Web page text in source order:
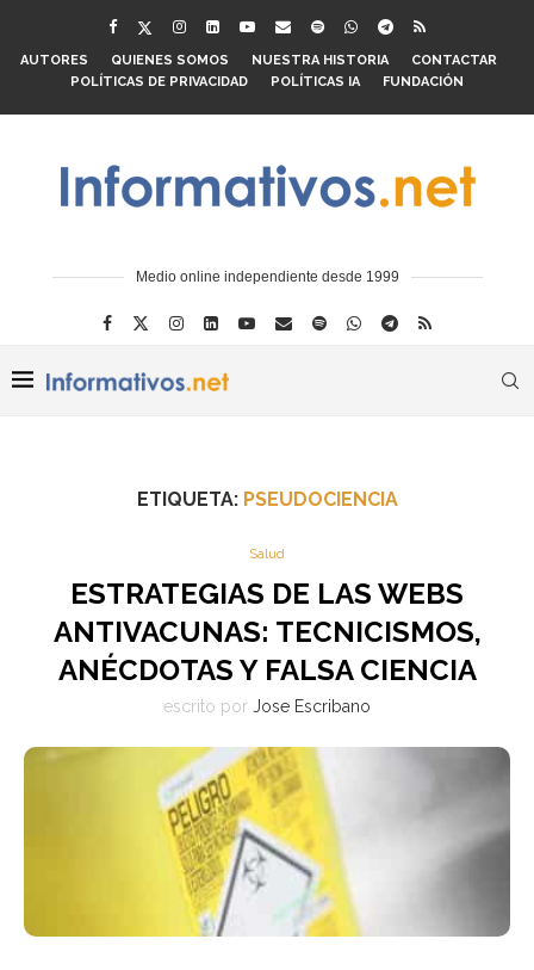
AUTORES QUIENES SOMOS NUESTRA HISTORIA
CONTACTAR
POLÍTICAS DE PRIVACIDAD
POLÍTICAS IA FUNDACIÓN
Medio online independiente desde 1999
ETIQUETA: PSEUDOCIENCIA
Salud
ESTRATEGIAS DE LAS WEBS
ANTIVACUNAS: TECNICISMOS,
ANÉCDOTAS Y FALSA CIENCIA
escrito por Jose Escribano